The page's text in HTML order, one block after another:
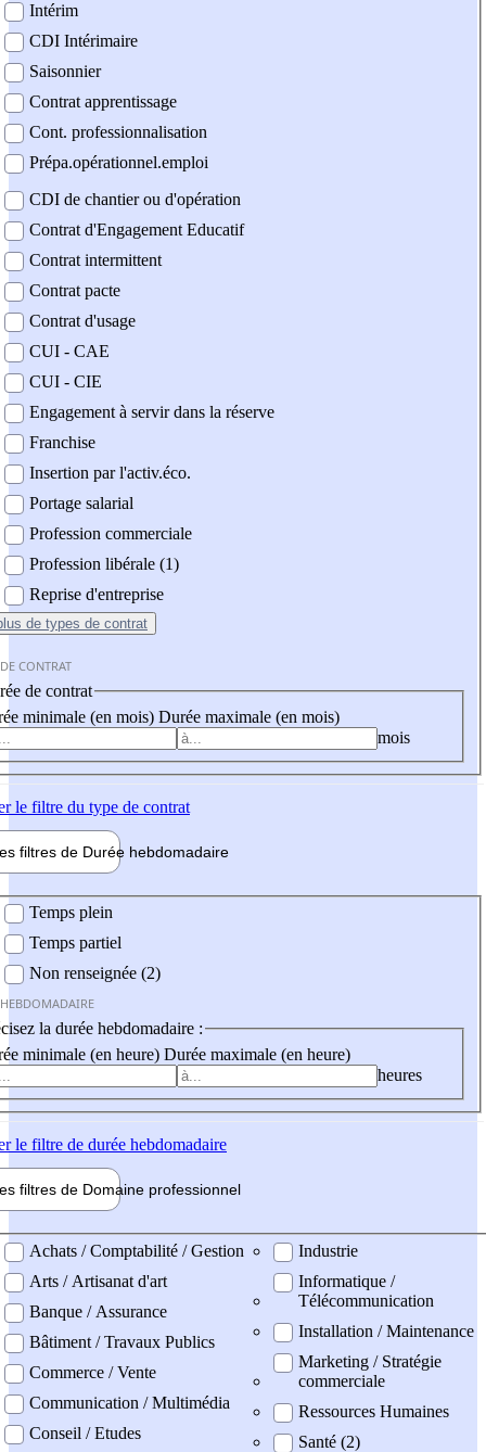
Intérim
CDI Intérimaire
Saisonnier
Contrat apprentissage
Cont. professionnalisation
Prépa.opérationnel.emploi
CDI de chantier ou d'opération
Contrat d'Engagement Educatif
Contrat intermittent
Contrat pacte
Contrat d'usage
CUI - CAE
CUI - CIE
Engagement à servir dans la réserve
Franchise
Insertion par l'activ.éco.
Portage salarial
Profession commerciale
Profession libérale (1)
Reprise d'entreprise
de types de contrat
CONTRAT
de contrat
minimale (en mois) Durée maximale (en mois)
mois
le filtre du type de contrat
filtres de Durée hebdomadaire
Temps plein
Temps partiel
Non renseignée (2)
la durée hebdomadaire :
minimale (en heure) Durée maximale (en heure)
heures
le filtre de durée hebdomadaire
filtres de Domaine professionnel
professionel
Achats / Comptabilité / Gestion
Arts / Artisanat d'art
Banque / Assurance
Bâtiment / Travaux Publics
Commerce / Vente
Communication / Multimédia
Conseil / Etudes
Industrie
Informatique /
Télécommunication
Installation / Maintenance
Marketing / Stratégie
commerciale
Ressources Humaines
Santé (2)